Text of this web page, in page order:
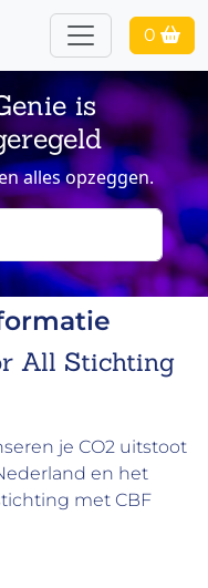
0
is
alles opzeggen.
All Stichting
je CO2 uitstoot
en het
met CBF